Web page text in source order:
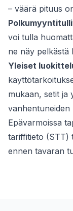
– väärä pituus
voi tulla
ne näy pelkästä
Yleiset
mukaan, setit ja
vanhentuneiden
Epävarmoissa
tariffitieto (STT)
ennen tavaran